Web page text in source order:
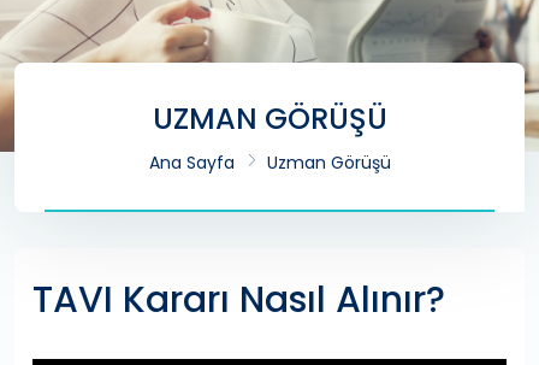
UZMAN GÖRÜŞÜ
Ana Sayfa Uzman Görüşü
TAVI Kararı Nasıl Alınır?